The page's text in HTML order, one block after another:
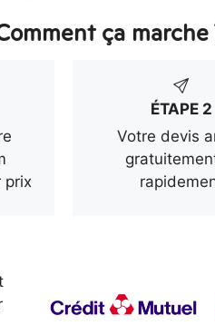
ça marche
prix
ÉTAPE 2
Votre devis